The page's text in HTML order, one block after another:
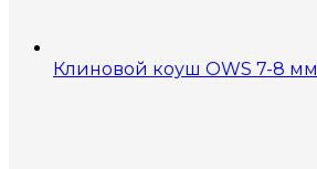
Клиновой коуш OWS 7-8 мм